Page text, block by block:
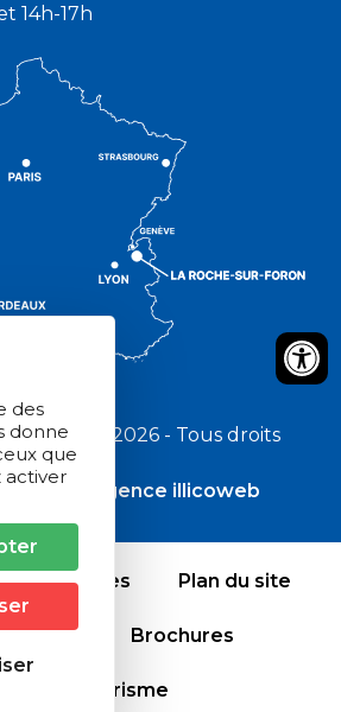
14h-17h
© 2026 - Tous droits
réservés
par l'agence illicoweb
légales Plan du site
venir ? Brochures
de tourisme
des
donne
que
activer